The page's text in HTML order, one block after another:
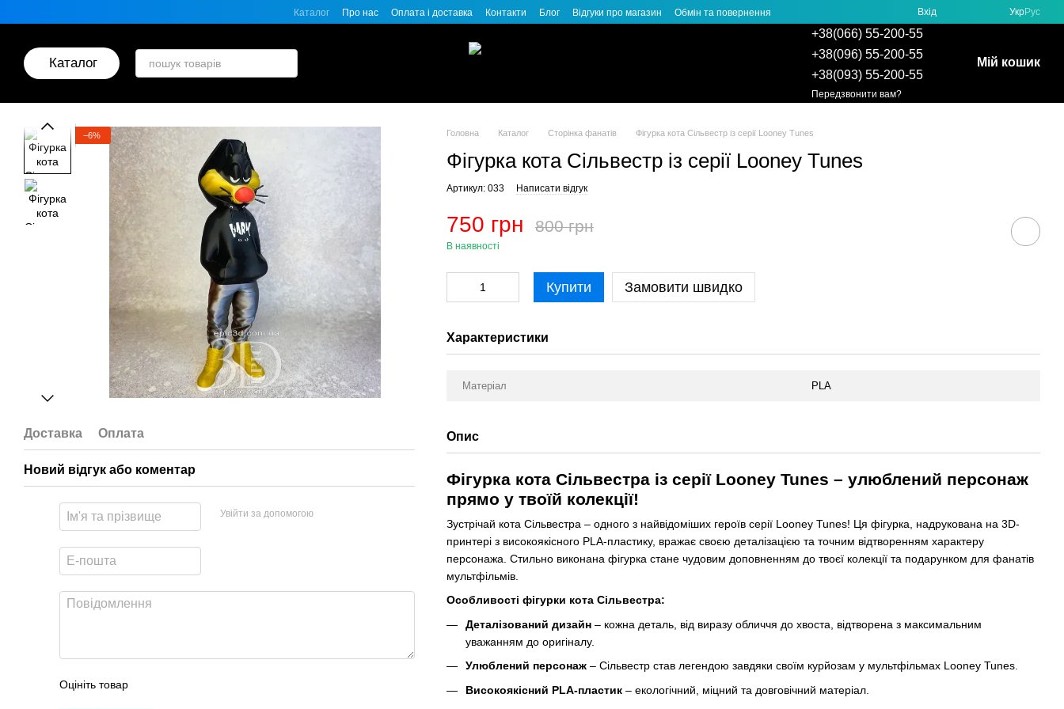
Каталог Про нас Оплата і доставка Контакти Блог Відгуки про магазин Обмін та повернення Вхід УкрРус
Каталог
+38(066) 55-200-55
+38(096) 55-200-55
+38(093) 55-200-55
Передзвонити вам?
Мій кошик
−6%
Доставка Оплата
Новий відгук або коментар
Увійти за допомогою
Оцініть товар
Головна Каталог Сторінка фанатів Фігурка кота Сільвестр із серії Looney Tunes
Фігурка кота Сільвестр із серії Looney Tunes
Артикул: 033 Написати відгук
750 грн 800 грн
В наявності
Купити Замовити швидко
Характеристики
Матеріал PLA
Опис
Фігурка кота Сільвестра із серії Looney Tunes – улюблений персонаж
прямо у твоїй колекції!
Зустрічай кота Сільвестра – одного з найвідоміших героїв серії Looney Tunes! Ця фігурка, надрукована на 3D-
принтері з високоякісного PLA-пластику, вражає своєю деталізацією та точним відтворенням характеру
персонажа. Стильно виконана фігурка стане чудовим доповненням до твоєї колекції та подарунком для фанатів
мультфільмів.
Особливості фігурки кота Сільвестра:
Деталізований дизайн– кожна деталь, від виразу обличчя до хвоста, відтворена з максимальним
уважанням до оригіналу.
Улюблений персонаж– Сільвестр став легендою завдяки своїм курйозам у мультфільмах Looney Tunes.
Високоякісний PLA-пластик– екологічний, міцний та довговічний матеріал.